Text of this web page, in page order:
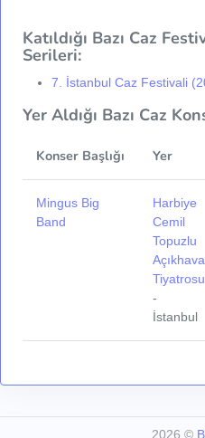
Katıldığı Bazı Caz
Serileri:
7. İstanbul Caz Festivali
Yer Aldığı Bazı Caz
Konser Başlığı Yer
Mingus Big
Band
Harbiye
Cemil
Topuzlu
Açıkhava
Tiyatrosu
-
İstanbul
2026 ©